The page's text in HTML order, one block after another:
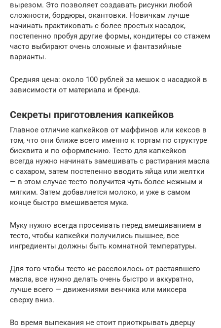
вырезом. Это позволяет создавать рисунки любой
сложности, бордюры, окантовки. Новичкам лучше
начинать практиковать с более простых насадок,
постепенно пробуя другие формы, кондитеры со стажем
часто выбирают очень сложные и фантазийные
варианты.
Средняя цена: около 100 рублей за мешок с насадкой в
зависимости от материала и бренда.
Секреты приготовления капкейков
Главное отличие капкейков от маффинов или кексов в
том, что они ближе всего именно к тортам по структуре
бисквита и по оформлению. Тесто для капкейков
всегда нужно начинать замешивать с растирания масла
с сахаром, затем постепенно вводить яйца или желтки
— в этом случае тесто получится чуть более нежным и
мягким. Затем добавляется молоко, и уже в самом
конце быстро вмешивается мука.
Муку нужно всегда просеивать перед вмешиванием в
тесто, чтобы капкейки получились пышнее, все
ингредиенты должны быть комнатной температуры.
Для того чтобы тесто не расслоилось от растаявшего
масла, все нужно делать очень быстро и аккуратно,
лучше всего — движениями венчика или миксера
сверху вниз.
Во время выпекания не стоит приоткрывать дверцу